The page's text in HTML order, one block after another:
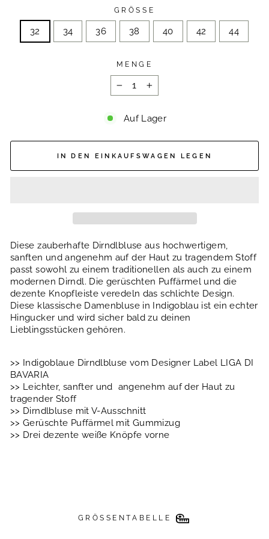
GRÖSSE
32 34 36 38 40 42 44
MENGE
+
Auf Lager
IN DEN EINKAUFSWAGEN LEGEN
Diese zauberhafte Dirndlbluse aus hochwertigem,
sanften und angenehm auf der Haut zu tragendem Stoff
passt sowohl zu einem traditionellen als auch zu einem
modernen Dirndl. Die gerüschten Puffärmel und die
dezente Knopfleiste veredeln das schlichte Design.
Diese klassische Damenbluse in Indigoblau ist ein echter
Hingucker und wird sicher bald zu deinen
Lieblingsstücken gehören.
>> Indigoblaue Dirndlbluse vom Designer Label LIGA DI
BAVARIA
>> Leichter, sanfter und angenehm auf der Haut zu
tragender Stoff
>> Dirndlbluse mit V-Ausschnitt
>> Gerüschte Puffärmel mit Gummizug
>> Drei dezente weiße Knöpfe vorne
GRÖSSENTABELLE